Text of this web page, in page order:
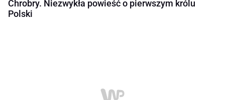
Chrobry. Niezwykła powieść o pierwszym królu
Polski